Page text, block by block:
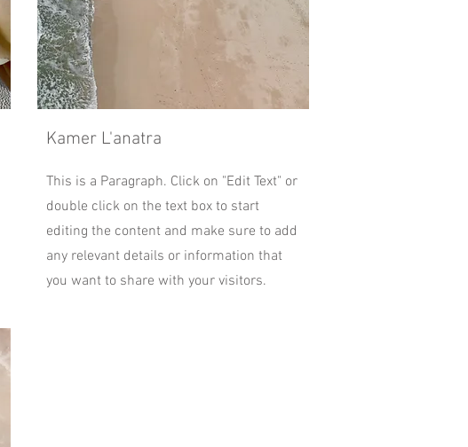
Kamer L'anatra
This is a Paragraph. Click on "Edit Text" or
double click on the text box to start
editing the content and make sure to add
any relevant details or information that
you want to share with your visitors.